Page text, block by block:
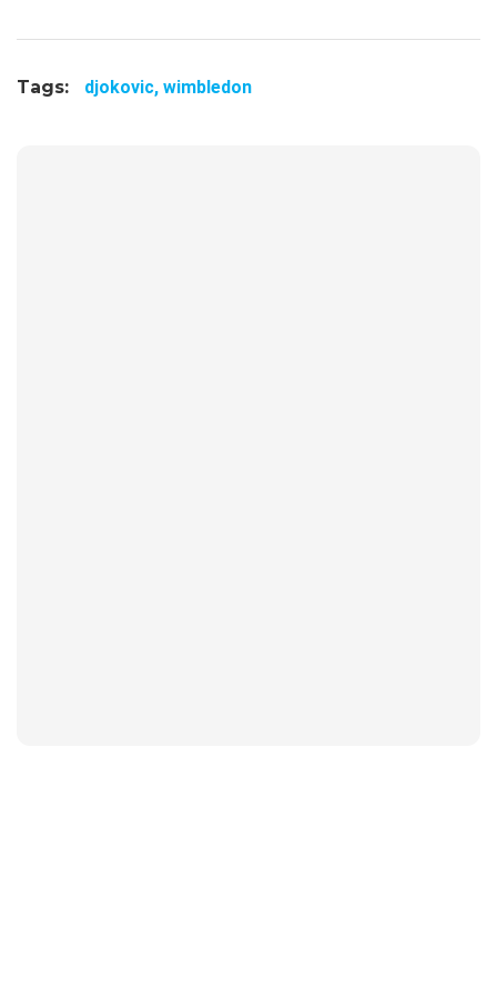
Tags: djokovic, wimbledon